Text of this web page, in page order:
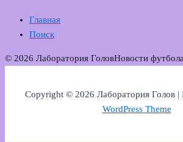
Главная
Поиск
© 2026 Лаборатория ГоловНовости футбола
Copyright © 2026 Лаборатория Голов |
WordPress Theme